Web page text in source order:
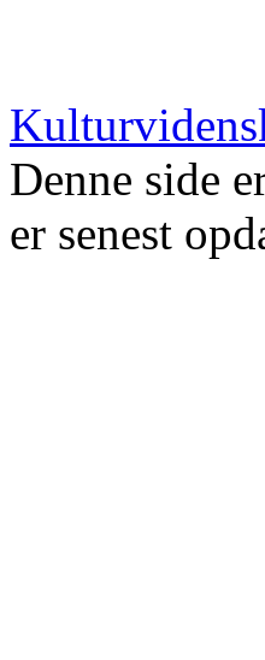
Denne side
er senest